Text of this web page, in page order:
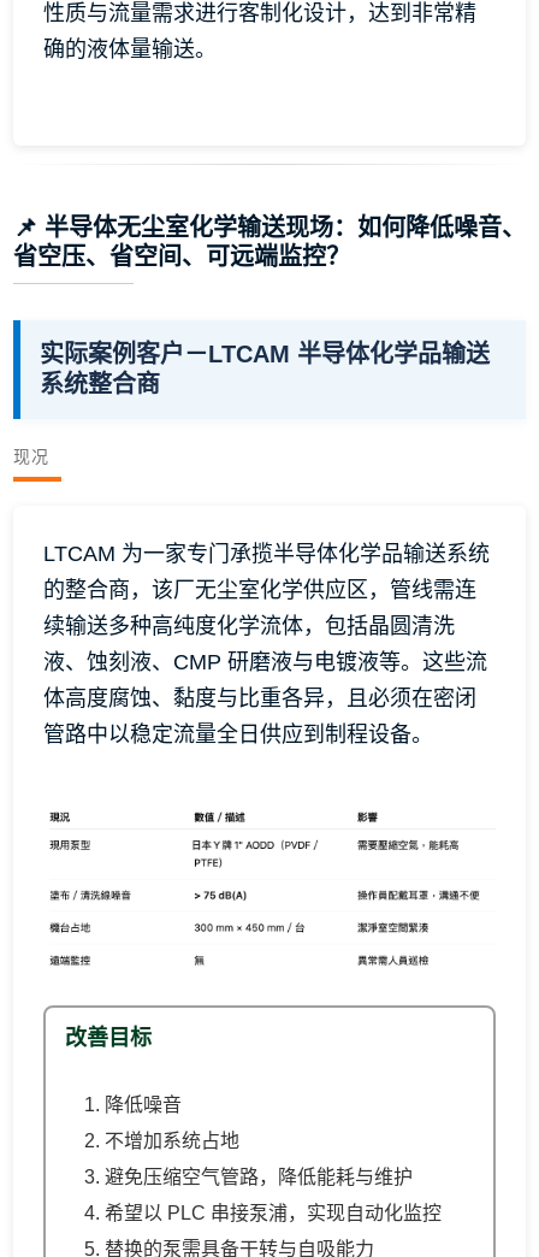
性质与流量需求进行客制化设计，达到非常精
确的液体量输送。
📌 半导体无尘室化学输送现场：如何降低噪音、
省空压、省空间、可远端监控？
实际案例客户－LTCAM 半导体化学品输送
系统整合商
现况
LTCAM 为一家专门承揽半导体化学品输送系统
的整合商，该厂无尘室化学供应区，管线需连
续输送多种高纯度化学流体，包括晶圆清洗
液、蚀刻液、CMP 研磨液与电镀液等。这些流
体高度腐蚀、黏度与比重各异，且必须在密闭
管路中以稳定流量全日供应到制程设备。
改善目标
1. 降低噪音
2. 不增加系统占地
3. 避免压缩空气管路，降低能耗与维护
4. 希望以 PLC 串接泵浦，实现自动化监控
5. 替换的泵需具备干转与自吸能力